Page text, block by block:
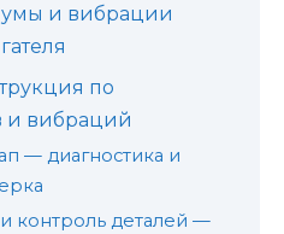
и вибрации
по
и вибраций
— диагностика и
контроль деталей —